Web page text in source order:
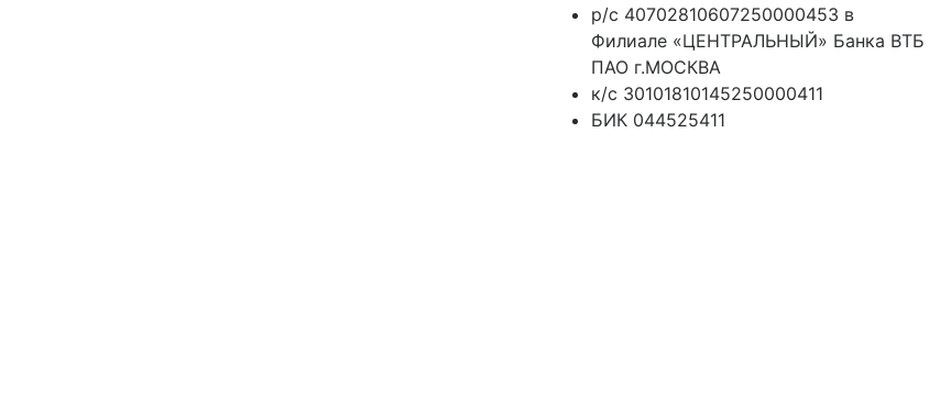
р/с 40702810607250000453 в
Филиале «ЦЕНТРАЛЬНЫЙ» Банка ВТБ
ПАО г.МОСКВА
к/с 30101810145250000411
БИК 044525411